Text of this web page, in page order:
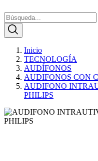
Inicio
TECNOLOGÍA
AUDÍFONOS
AUDIFONOS CON
AUDIFONO
PHILIPS